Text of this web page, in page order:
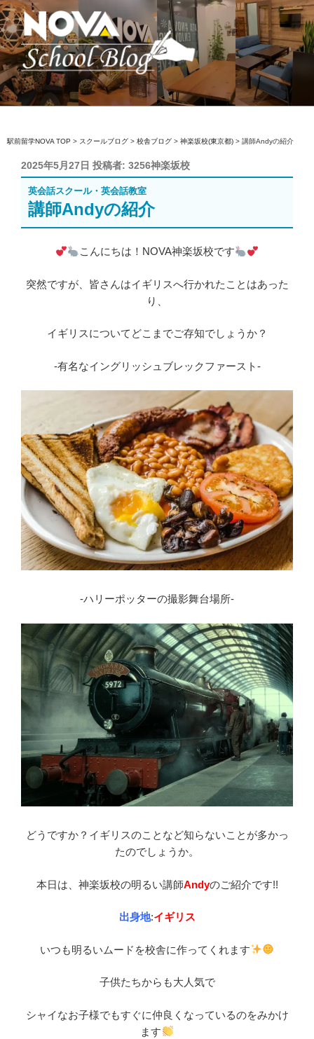
コ
ン
テ
ン
ツ
へ
ス
ッ
駅前留学NOVA【公式】スクールブロ
英会話スクール・英会話教室
駅前留学NOVA TOP > スクールブログ > 校舎ブログ > 神楽坂校(東京都) > 講師Andyの紹介
投
稿
日:
2025年5月27日 投稿者: 3256神楽坂校
英会話スクール・英会話教室
講師Andyの紹介
こんにちは！NOVA神楽坂校です
突然ですが、皆さんはイギリスへ行かれたことはあった
り、
イギリスについてどこまでご存知でしょうか？
-有名なイングリッシュブレックファースト-
-ハリーポッターの撮影舞台場所-
どうですか？イギリスのことなど知らないことが多かっ
たのでしょうか。
本日は、神楽坂校の明るい講師Andyのご紹介です!!
出身地:イギリス
いつも明るいムードを校舎に作ってくれます
子供たちからも大人気で
シャイなお子様でもすぐに仲良くなっているのをみかけ
ます